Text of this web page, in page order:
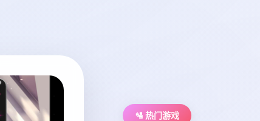
🛂 热门游戏